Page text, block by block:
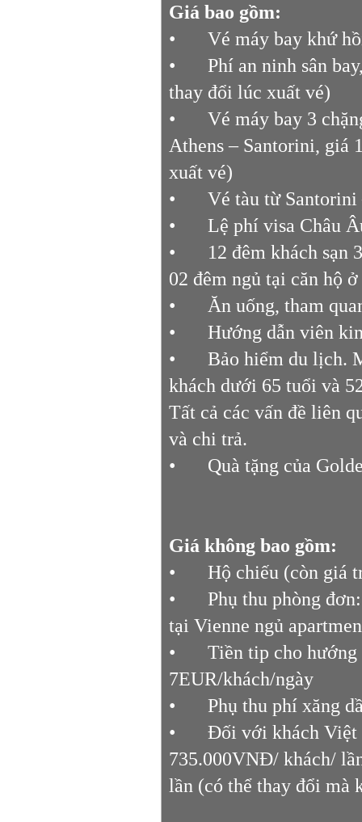
Giá bao gồm:
•
Vé máy bay khứ
•
Phí an ninh sân
thay đổi lúc xuất vé)
•
Vé máy bay 3
Athens – Santorini, giá
xuất vé)
•
Vé tàu từ
•
Lệ phí visa Châu
•
12 đêm khách sạn
02 đêm ngủ tại căn hộ
•
Ăn uống, tham
•
Hướng dẫn viên
•
Bảo hiểm du lịch.
khách dưới 65 tuổi và
Tất cả các vấn đề liên
và chi trả.
•
Quà tặng của
Giá không bao gồm:
•
Hộ chiếu (còn giá
•
Phụ thu phòng
tại Vienne ngủ
•
Tiền tip cho
7EUR/khách/ngày
•
Phụ thu phí xăng
•
Đối với khách Việt
735.000VNĐ/ khách/
lần (có thể thay đổi mà